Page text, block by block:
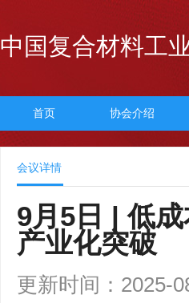
中国复合材料工
首页 协会介绍
会议详情
9月5日 | 低
产业化突破
更新时间：2025-